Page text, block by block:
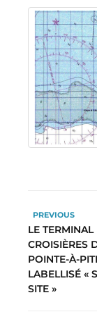
PREVIOUS
LE TERMINAL
CROISIÈRES
POINTE-À-
LABELLISÉ «
SITE »